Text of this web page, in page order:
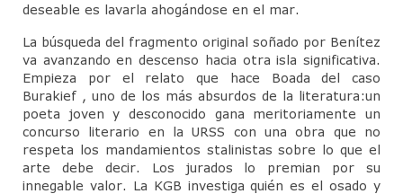
deseable es lavarla ahogándose en el mar.
La búsqueda del fragmento original soñado por Benítez
va avanzando en descenso hacia otra isla significativa.
Empieza por el relato que hace Boada del caso
Burakief , uno de los más absurdos de la literatura:un
poeta joven y desconocido gana meritoriamente un
concurso literario en la URSS con una obra que no
respeta los mandamientos stalinistas sobre lo que el
arte debe decir. Los jurados lo premian por su
innegable valor. La KGB investiga quién es el osado y